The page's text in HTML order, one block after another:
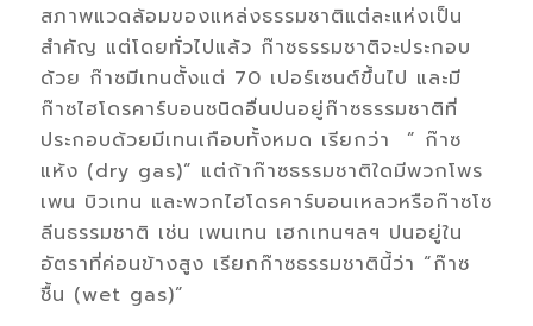
สภาพแวดล้อมของแหล่งธรรมชาติแต่ละแห่งเป็น
สำคัญ แต่โดยทั่วไปแล้ว ก๊าซธรรมชาติจะประกอบ
ด้วย ก๊าซมีเทนตั้งแต่ 70 เปอร์เซนต์ขึ้นไป และมี
ก๊าซไฮโดรคาร์บอนชนิดอื่นปนอยู่ก๊าซธรรมชาติที่
ประกอบด้วยมีเทนเกือบทั้งหมด เรียกว่า ” ก๊าซ
แห้ง (dry gas)” แต่ถ้าก๊าซธรรมชาติใดมีพวกโพร
เพน บิวเทน และพวกไฮโดรคาร์บอนเหลวหรือก๊าซโซ
ลีนธรรมชาติ เช่น เพนเทน เฮกเทนฯลฯ ปนอยู่ใน
อัตราที่ค่อนข้างสูง เรียกก๊าซธรรมชาตินี้ว่า “ก๊าซ
ชื้น (wet gas)”